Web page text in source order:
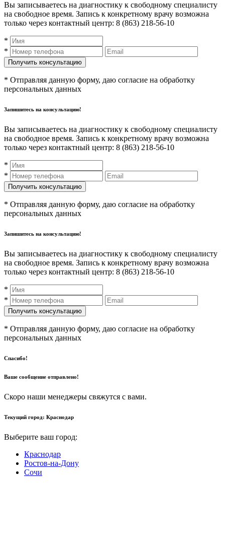
Вы записываетесь на диагностику к свободному специалисту
на свободное время. Запись к конкретному врачу возможна
только через контактный центр: 8 (863) 218-56-10
*
*
* Отправляя данную форму, даю согласие на обработку
персональных данных
Запишитесь на консультацию!
Вы записываетесь на диагностику к свободному специалисту
на свободное время. Запись к конкретному врачу возможна
только через контактный центр: 8 (863) 218-56-10
*
*
* Отправляя данную форму, даю согласие на обработку
персональных данных
Запишитесь на консультацию!
Вы записываетесь на диагностику к свободному специалисту
на свободное время. Запись к конкретному врачу возможна
только через контактный центр: 8 (863) 218-56-10
*
*
* Отправляя данную форму, даю согласие на обработку
персональных данных
Спасибо!
Ваше сообщение отправлено!
Скоро наши менеджеры свяжутся с вами.
Текущий город: Краснодар
Выберите ваш город:
Краснодар
Ростов-на-Дону
Сочи